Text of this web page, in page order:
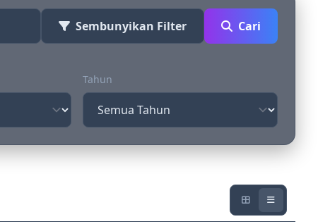
Sembunyikan Filter Cari
Tahun